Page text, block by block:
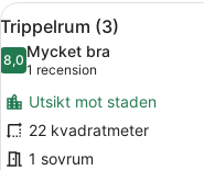
Öppna
alla
foton
för
Trippelrum
(3)
11
Trippelrum (3)
8,08,0 av 10
Mycket bra
1 recension
(1 recension)
Utsikt mot staden
22 kvadratmeter
1 sovrum